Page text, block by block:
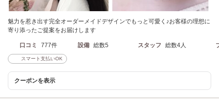
魅力を惹き出す完全オーダーメイドデザインでもっと可愛く♪お客様の理想に
寄り添ったご提案をお届けします
口コミ 777件 設備 総数5 スタッフ 総数4人
スマート支払いOK
クーポンを表示